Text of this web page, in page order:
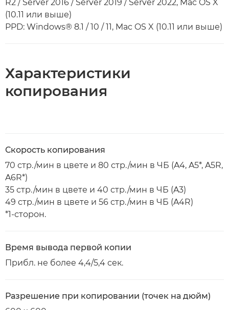
R2 / Server 2016 / Server 2019 / Server 2022, Mac OS X
(10.11 или выше)
PPD: Windows® 8.1 / 10 / 11, Mac OS X (10.11 или выше)
Характеристики
копирования
Скорость копирования
70 стр./мин в цвете и 80 стр./мин в ЧБ (A4, A5*, A5R,
A6R*)
35 стр./мин в цвете и 40 стр./мин в ЧБ (A3)
49 стр./мин в цвете и 56 стр./мин в ЧБ (A4R)
*1-сторон.
Время вывода первой копии
Прибл. не более 4,4/5,4 сек.
Разрешение при копировании (точек на дюйм)